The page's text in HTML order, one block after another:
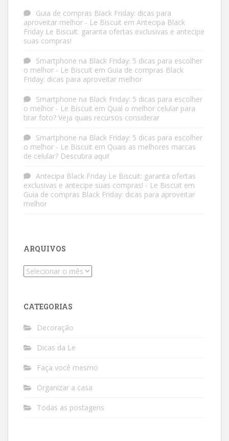
Guia de compras Black Friday: dicas para
aproveitar melhor - Le Biscuit em Antecipa Black
Friday Le Biscuit: garanta ofertas exclusivas e antecipe
suas compras!
Smartphone na Black Friday: 5 dicas para escolher
o melhor - Le Biscuit em Guia de compras Black
Friday: dicas para aproveitar melhor
Smartphone na Black Friday: 5 dicas para escolher
o melhor - Le Biscuit em Qual o melhor celular para
tirar foto? Veja quais recursos considerar
Smartphone na Black Friday: 5 dicas para escolher
o melhor - Le Biscuit em Quais as melhores marcas
de celular? Descubra aqui!
Antecipa Black Friday Le Biscuit: garanta ofertas
exclusivas e antecipe suas compras! - Le Biscuit em
Guia de compras Black Friday: dicas para aproveitar
melhor
ARQUIVOS
Arquivos
CATEGORIAS
Decoração
Dicas da Le
Faça você mesmo
Organizar a casa
Todas as postagens